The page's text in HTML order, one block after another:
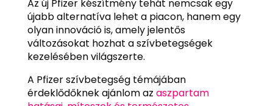
Az új Pfizer készítmény tehát nemcsak egy
újabb alternatíva lehet a piacon, hanem egy
olyan innováció is, amely jelentős
változásokat hozhat a szívbetegségek
kezelésében világszerte.
A Pfizer szívbetegség témájában
érdeklődőknek ajánlom az aszpartam